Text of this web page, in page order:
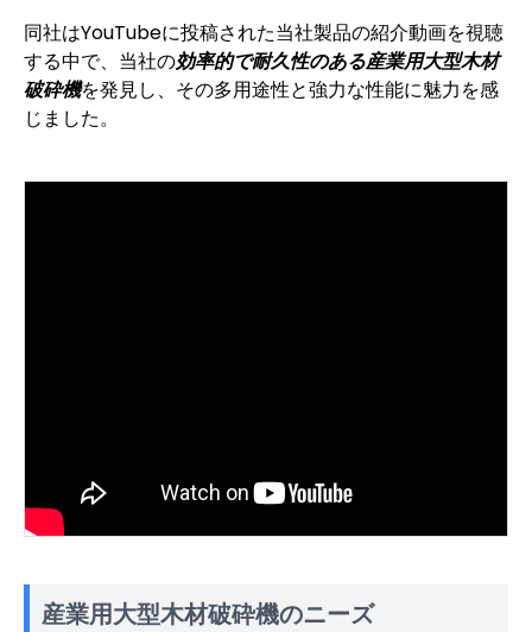
同社はYouTubeに投稿された当社製品の紹介動画を視聴
する中で、当社の効率的で耐久性のある産業用大型木材
破砕機を発見し、その多用途性と強力な性能に魅力を感
じました。
産業用大型木材破砕機のニーズ